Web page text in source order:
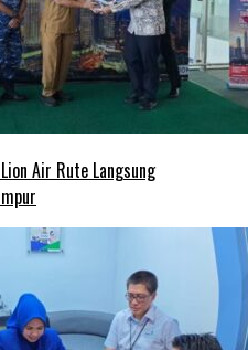
Air Rute Langsung